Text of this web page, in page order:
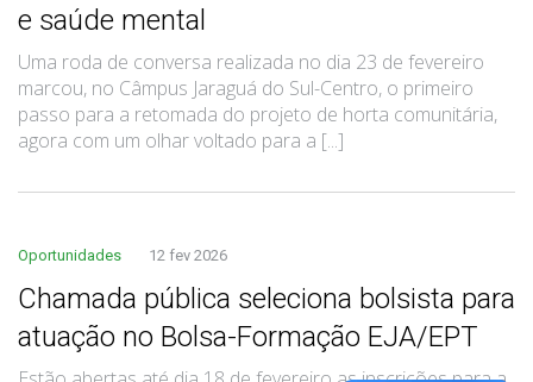
e saúde mental
Uma roda de conversa realizada no dia 23 de fevereiro
marcou, no Câmpus Jaraguá do Sul-Centro, o primeiro
passo para a retomada do projeto de horta comunitária,
agora com um olhar voltado para a [...]
Oportunidades 12 fev 2026
Chamada pública seleciona bolsista para
atuação no Bolsa-Formação EJA/EPT